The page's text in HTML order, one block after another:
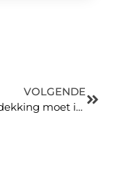
VOLGENDE
Welke dekking moet ik kiezen bij het afsluiten van een autoverzekering?